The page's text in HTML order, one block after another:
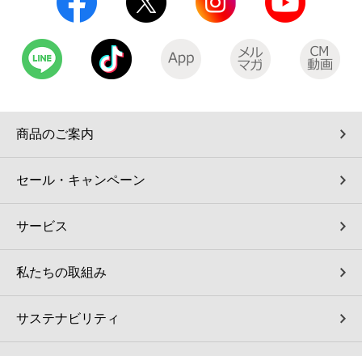
商品のご案内
セール・キャンペーン
サービス
私たちの取組み
サステナビリティ